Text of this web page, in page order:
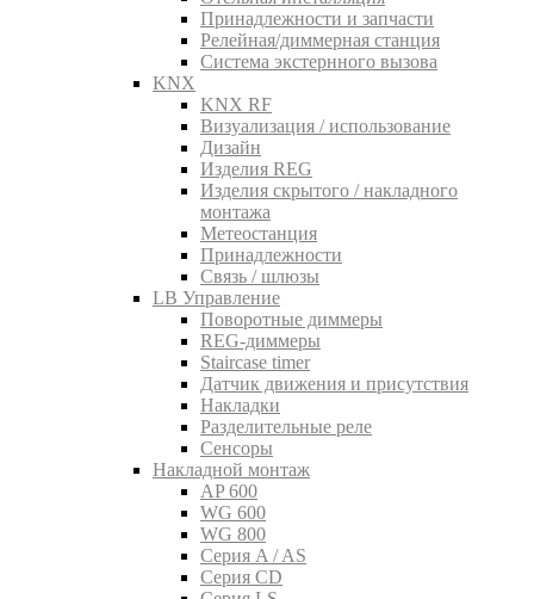
Принадлежности и запчасти
Релейная/диммерная станция
Система экстернного вызова
KNX
KNX RF
Визуализация / использование
Дизайн
Изделия REG
Изделия скрытого / накладного
монтажа
Метеостанция
Принадлежности
Связь / шлюзы
LB Управление
Поворотные диммеры
REG-диммеры
Staircase timer
Датчик движения и присутствия
Накладки
Разделительные реле
Сенсоры
Накладной монтаж
AP 600
WG 600
WG 800
Серия A / AS
Серия CD